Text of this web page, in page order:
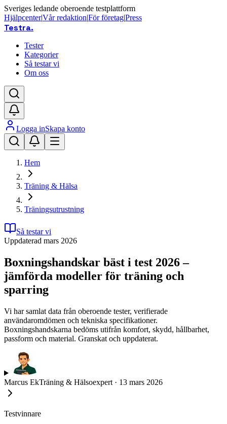
Sveriges ledande oberoende testplattform
Hjälpcenter|Vår redaktion|För företag|Press
Testra.
Tester
Kategorier
Så testar vi
Om oss
Logga inSkapa konto
Hem
Träning & Hälsa
Träningsutrustning
Så testar vi
Uppdaterad mars 2026
Boxningshandskar bäst i test 2026 –
jämförda modeller för träning och
sparring
Vi har samlat data från oberoende tester, verifierade
användaromdömen och tekniska specifikationer.
Boxningshandskarna bedöms utifrån komfort, skydd, hållbarhet,
passform och material. Granskat och uppdaterat.
Marcus EkTräning & Hälsoexpert · 13 mars 2026
Testvinnare